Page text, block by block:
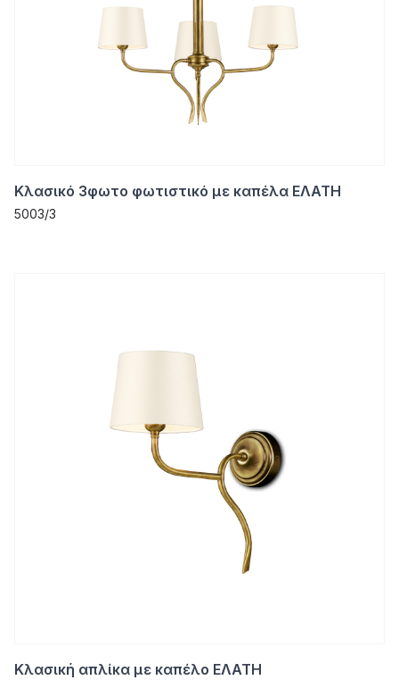
Κλασικό 3φωτο φωτιστικό με καπέλα ΕΛΑΤΗ
5003/3
Κλασική απλίκα με καπέλο ΕΛΑΤΗ